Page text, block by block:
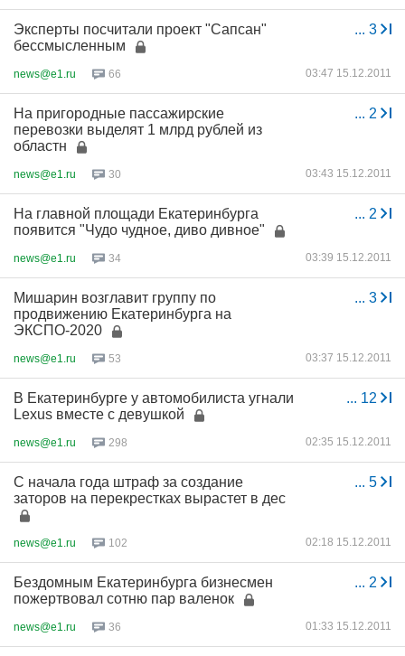
... 3
Эксперты посчитали проект "Сапсан"
бессмысленным
news@e1.ru 66 03:47 15.12.2011
... 2
На пригородные пассажирские
перевозки выделят 1 млрд рублей из
областн
news@e1.ru 30 03:43 15.12.2011
... 2
На главной площади Екатеринбурга
появится "Чудо чудное, диво дивное"
news@e1.ru 34 03:39 15.12.2011
... 3
Мишарин возглавит группу по
продвижению Екатеринбурга на
ЭКСПО-2020
news@e1.ru 53 03:37 15.12.2011
... 12
В Екатеринбурге у автомобилиста угнали
Lexus вместе с девушкой
news@e1.ru 298 02:35 15.12.2011
... 5
С начала года штраф за создание
заторов на перекрестках вырастет в дес
news@e1.ru 102 02:18 15.12.2011
... 2
Бездомным Екатеринбурга бизнесмен
пожертвовал сотню пар валенок
news@e1.ru 36 01:33 15.12.2011